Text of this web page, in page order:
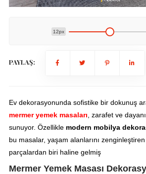
12px
PAYLAŞ:
Ev dekorasyonunda sofistike bir dokunuş
mermer yemek masaları , zarafet ve
sunuyor. Özellikle modern mobilya
bu masalar, yaşam alanlarını
parçalardan biri haline gelmiş
Mermer Yemek Masası